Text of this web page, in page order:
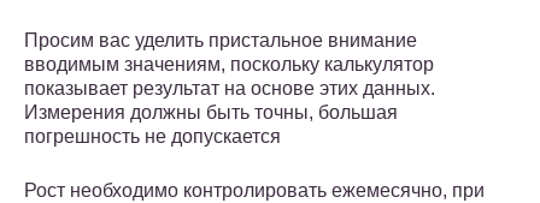
Просим вас уделить пристальное внимание
вводимым значениям, поскольку калькулятор
показывает результат на основе этих данных.
Измерения должны быть точны, большая
погрешность не допускается
Рост необходимо контролировать ежемесячно, при